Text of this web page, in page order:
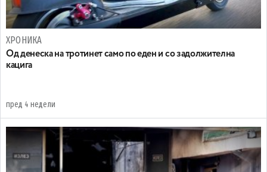
ХРОНИКА
Oд денеска на тротинет само по еден и со задолжителна
кацига
пред 4 недели